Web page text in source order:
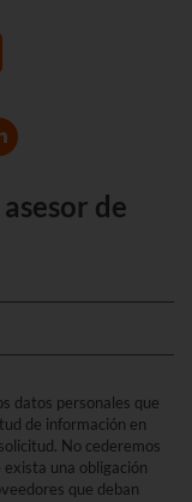
de
datos personales que
de información en
No cederemos
una obligación
que deban